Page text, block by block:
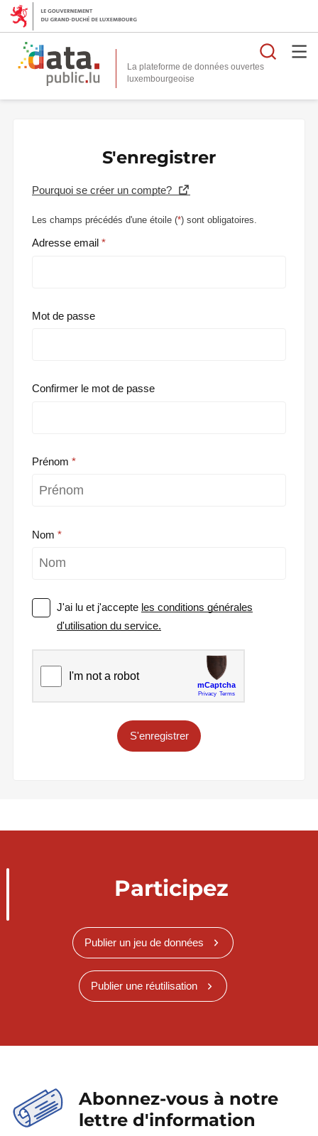
La plateforme de données ouvertes
S'enregistrer
Pourquoi se créer un compte?
Les champs précédés d'une étoile (*) sont obligatoires.
Adresse email
Mot de passe
Confirmer le mot de passe
Prénom
Nom
J'ai lu et j'accepte les conditions générales
d'utilisation du service.
S'enregistrer
Participez
Publier un jeu de données
Publier une réutilisation
Abonnez-vous à notre
lettre d'information